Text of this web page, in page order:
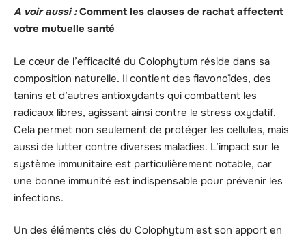
A voir aussi : Comment les clauses de rachat affectent
votre mutuelle santé
Le cœur de l’efficacité du Colophytum réside dans sa
composition naturelle. Il contient des flavonoïdes, des
tanins et d’autres antioxydants qui combattent les
radicaux libres, agissant ainsi contre le stress oxydatif.
Cela permet non seulement de protéger les cellules, mais
aussi de lutter contre diverses maladies. L’impact sur le
système immunitaire est particulièrement notable, car
une bonne immunité est indispensable pour prévenir les
infections.
Un des éléments clés du Colophytum est son apport en